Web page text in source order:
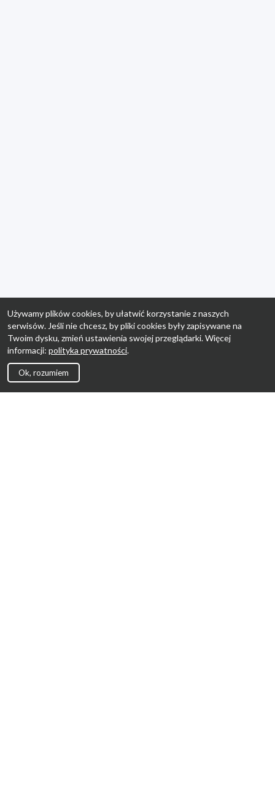
Używamy plików cookies, by ułatwić korzystanie z naszych
serwisów. Jeśli nie chcesz, by pliki cookies były zapisywane na
Twoim dysku, zmień ustawienia swojej przeglądarki. Więcej
informacji: polityka prywatności.
Ok, rozumiem